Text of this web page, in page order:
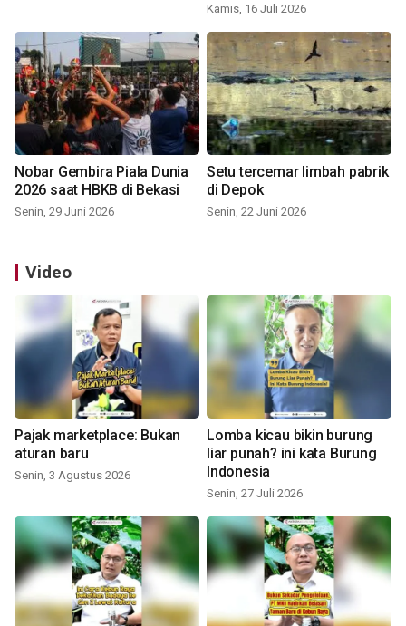
Kamis, 16 Juli 2026
Nobar Gembira Piala Dunia
2026 saat HBKB di Bekasi
Senin, 29 Juni 2026
Setu tercemar limbah pabrik
di Depok
Senin, 22 Juni 2026
Video
Pajak marketplace: Bukan
aturan baru
Senin, 3 Agustus 2026
Lomba kicau bikin burung
liar punah? ini kata Burung
Indonesia
Senin, 27 Juli 2026